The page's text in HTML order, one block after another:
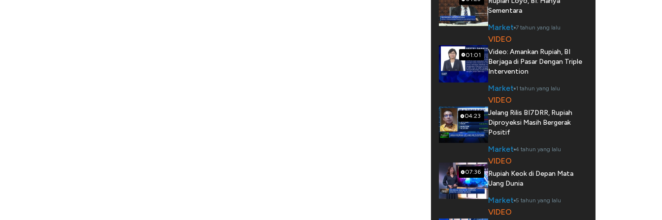
Sementara
Market 7 tahun yang lalu
01:01
VIDEO
Video: Amankan Rupiah, BI
Berjaga di Pasar Dengan Triple
Intervention
Market 1 tahun yang lalu
04:23
VIDEO
Jelang Rilis BI7DRR, Rupiah
Diproyeksi Masih Bergerak
Positif
Market 4 tahun yang lalu
07:36
VIDEO
Rupiah Keok di Depan Mata
Uang Dunia
Market 5 tahun yang lalu
VIDEO